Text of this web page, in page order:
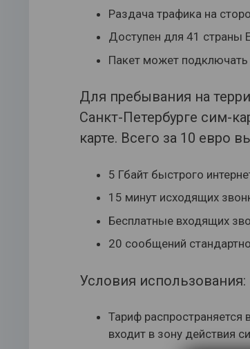
Раздача трафика на
Доступен для 41 страны
Пакет может подключать
Для пребывания на
Санкт-Петербурге сим-
карте. Всего за 10 евро
5 Гбайт быстрого
15 минут исходящих
Бесплатные входящих
20 сообщений
Условия использования:
Тариф
входит в зону действия